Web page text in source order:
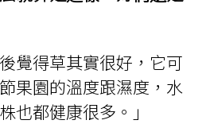
覺得草其實很好，它可
果園的溫度跟濕度，水
也都健康很多。」